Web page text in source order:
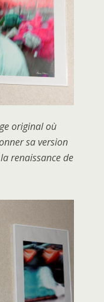
original où
sa version
renaissance de